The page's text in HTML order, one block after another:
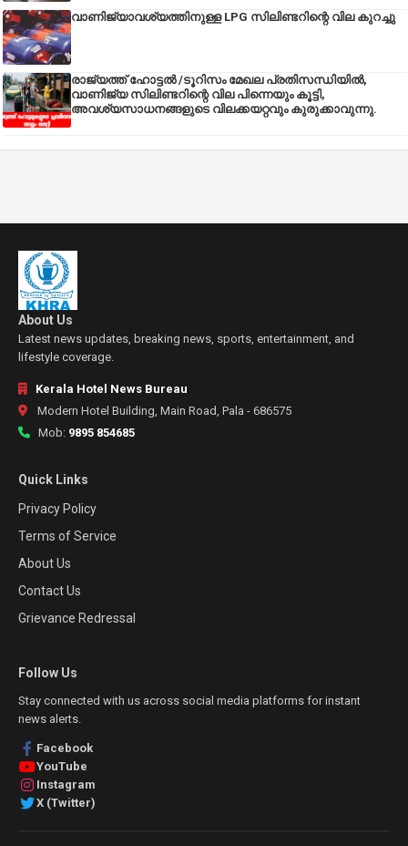
വാണിജ്യാവശ്യത്തിനുള്ള LPG സിലിണ്ടറിന്റെ വില കുറച്ചു
രാജ്യത്ത് ഹോട്ടൽ /ടൂറിസം മേഖല പ്രതിസന്ധിയിൽ,
വാണിജ്യ സിലിണ്ടറിന്റെ വില പിന്നെയും കൂട്ടി,
അവശ്യസാധനങ്ങളുടെ വിലക്കയറ്റവും കുരുക്കാവുന്നു.
About Us
Latest news updates, breaking news, sports, entertainment, and
lifestyle coverage.
Kerala Hotel News Bureau
Modern Hotel Building, Main Road, Pala - 686575
Mob: 9895 854685
Quick Links
Privacy Policy
Terms of Service
About Us
Contact Us
Grievance Redressal
Follow Us
Stay connected with us across social media platforms for instant
news alerts.
Facebook
YouTube
Instagram
X (Twitter)